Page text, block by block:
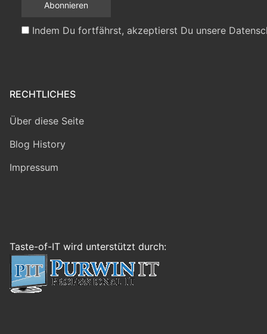
Indem Du fortfährst, akzeptierst Du unsere
RECHTLICHES
Über diese Seite
Blog History
Impressum
Taste-of-IT wird unterstützt durch: